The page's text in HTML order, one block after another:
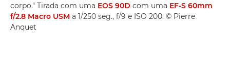
corpo." Tirada com uma EOS 90D com uma EF-S 60mm
f/2.8 Macro USM a 1/250 seg., f/9 e ISO 200. © Pierre
Anquet